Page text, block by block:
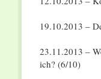
19.10.2013 –
23.11.2013 –
ich? (6/10)